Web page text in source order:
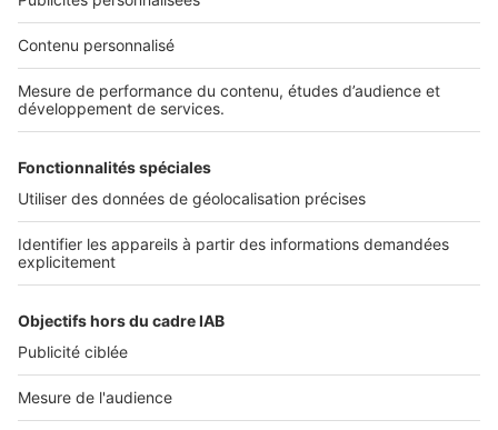
NOS APPLICATIONS
Découvrez nos applications
Tous nos services pro
Accès client
À DÉCOUVRIR
Annuaire des professionnels
Tout l'immobilier
Toutes les villes
Tous les départements
Toutes les régions